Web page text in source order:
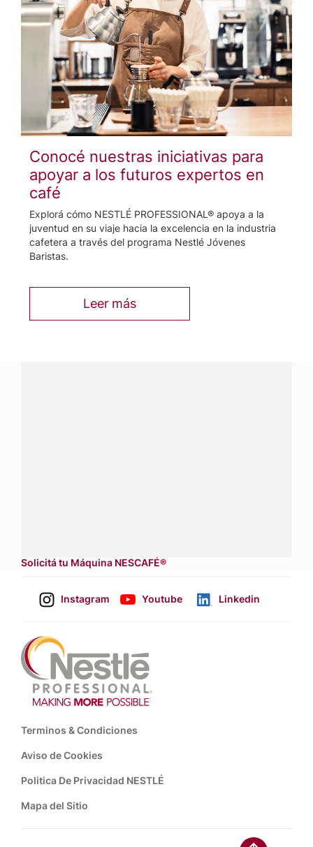
Conocé nuestras iniciativas para
apoyar a los futuros expertos en
café
Explorá cómo NESTLÉ PROFESSIONAL® apoya a la
juventud en su viaje hacia la excelencia en la industria
cafetera a través del programa Nestlé Jóvenes
Baristas.
Leer más
Solicitá tu Máquina NESCAFÉ®
Instagram Youtube Linkedin
Footer
Terminos & Condiciones
Aviso de Cookies
Politica De Privacidad NESTLÉ
Mapa del Sitio